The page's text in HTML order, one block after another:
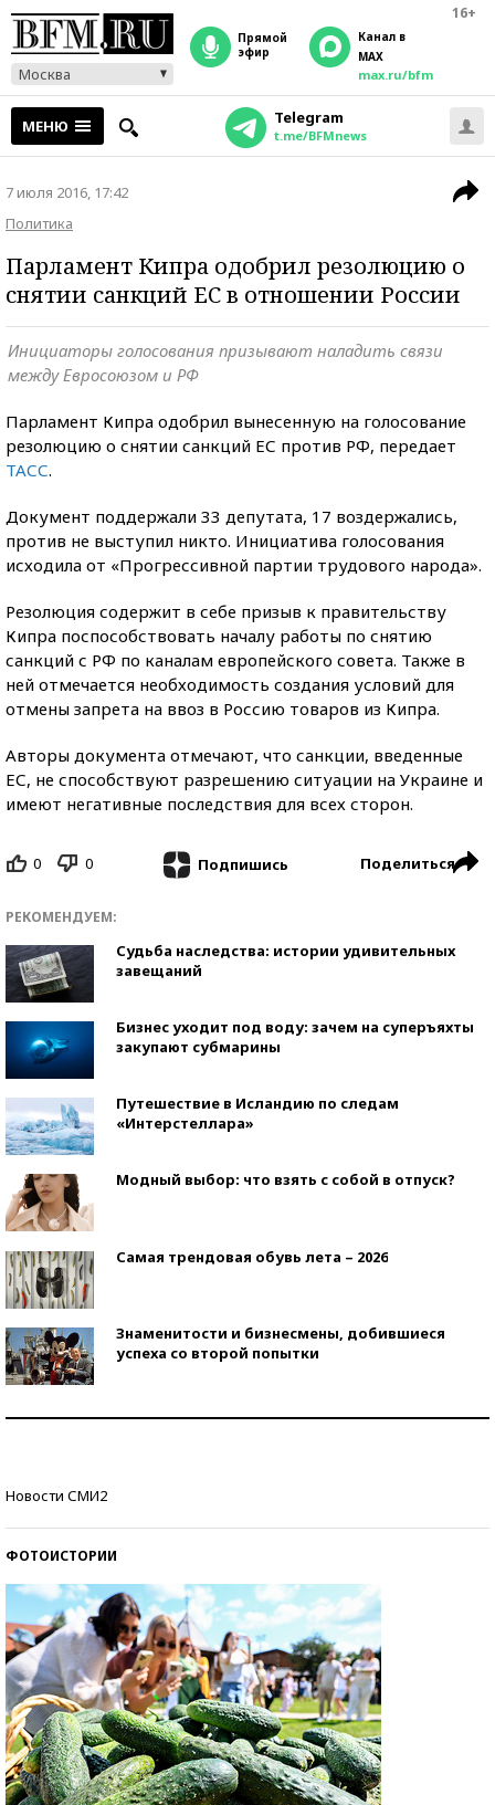
16+
Москва
прямой
эфир
Канал в
MAX
max.ru/bfm
МЕНЮ Telegram
t.me/BFMnews
7 июля 2016, 17:42
Политика
Парламент Кипра одобрил резолюцию о
снятии санкций ЕС в отношении России
Инициаторы голосования призывают наладить связи
между Евросоюзом и РФ
Парламент Кипра одобрил вынесенную на голосование
резолюцию о снятии санкций ЕС против РФ, передает
ТАСС.
Документ поддержали 33 депутата, 17 воздержались,
против не выступил никто. Инициатива голосования
исходила от «Прогрессивной партии трудового народа».
Резолюция содержит в себе призыв к правительству
Кипра поспособствовать началу работы по снятию
санкций с РФ по каналам европейского совета. Также в
ней отмечается необходимость создания условий для
отмены запрета на ввоз в Россию товаров из Кипра.
Авторы документа отмечают, что санкции, введенные
ЕС, не способствуют разрешению ситуации на Украине и
имеют негативные последствия для всех сторон.
0 0 Подпишись Поделиться
РЕКОМЕНДУЕМ:
Судьба наследства: истории удивительных
завещаний
Бизнес уходит под воду: зачем на суперъяхты
закупают субмарины
Путешествие в Исландию по следам
«Интерстеллара»
Модный выбор: что взять с собой в отпуск?
Самая трендовая обувь лета – 2026
Знаменитости и бизнесмены, добившиеся
успеха со второй попытки
Новости СМИ2
ФОТОИСТОРИИ